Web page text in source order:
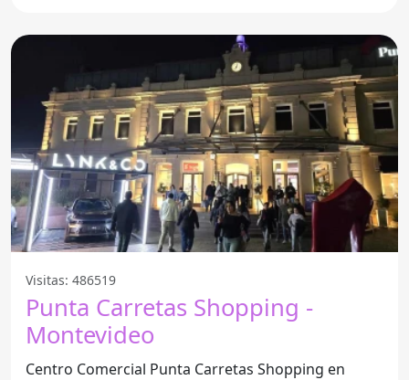
Visitas: 486519
Punta Carretas Shopping -
Montevideo
Centro Comercial Punta Carretas Shopping en